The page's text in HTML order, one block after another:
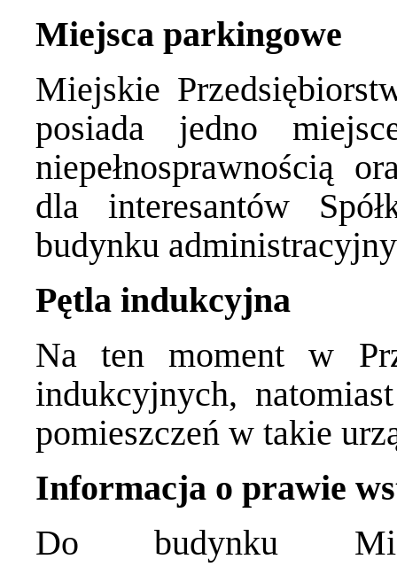
Miejsca parkingowe
Miejskie
posiada jedno
niepełnosprawnością
dla interesantów
budynku
Pętla indukcyjna
Na ten moment w
indukcyjnych,
pomieszczeń w takie
Informacja o prawie
Do budynku